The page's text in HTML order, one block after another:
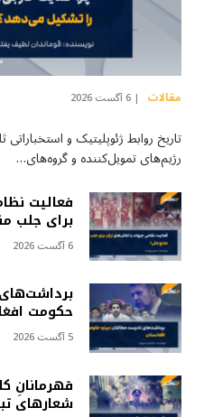
مقالات 6 آگست 2026
تاریخ روابط ژئوپلیتیک و
رژیم‌های تمویل‌کننده و گروه‌های…
فعالیت
برای جلب
6 آگست 2026
برداشت‌های
حکومت
5 آگست 2026
قهرمانانِ
شعارهای